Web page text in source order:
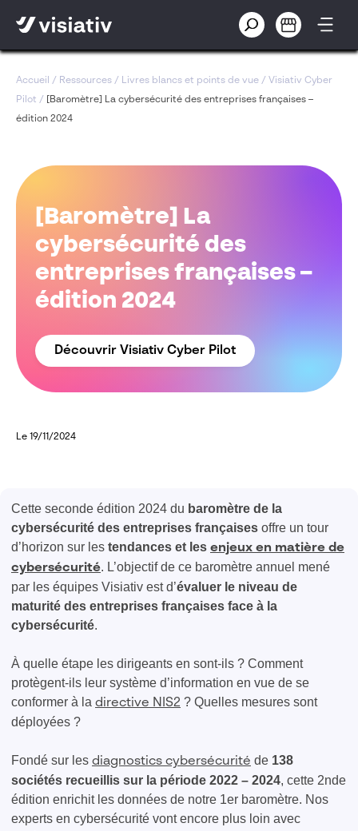
Accueil / Ressources / Livres blancs et points de vue / Visiativ Cyber
Pilot /
[Baromètre] La cybersécurité des entreprises françaises –
édition 2024
[Baromètre] La
cybersécurité des
entreprises françaises –
édition 2024
Découvrir Visiativ Cyber Pilot
Le 19/11/2024
Cette seconde édition 2024 du baromètre de la
cybersécurité des entreprises françaises offre un tour
d’horizon sur les tendances et les enjeux en matière de
cybersécurité. L’objectif de ce baromètre annuel mené
par les équipes Visiativ est d’évaluer le niveau de
maturité des entreprises françaises face à la
cybersécurité.
À quelle étape les dirigeants en sont-ils ? Comment
protègent-ils leur système d’information en vue de se
conformer à la directive NIS2 ? Quelles mesures sont
déployées ?
Fondé sur les diagnostics cybersécurité de 138
sociétés recueillis sur la période 2022 – 2024, cette 2nde
édition enrichit les données de notre 1er baromètre. Nos
experts en cybersécurité vont encore plus loin avec